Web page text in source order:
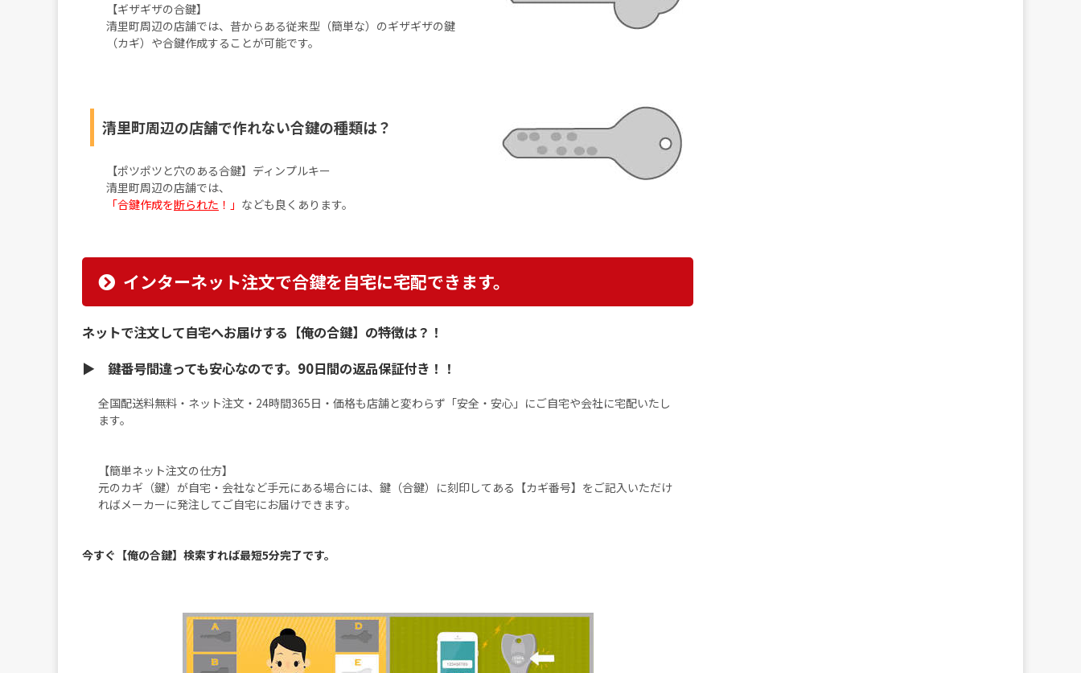
【ギザギザの合鍵】
清里町周辺の店舗では、昔からある従来型（簡単な）のギザギザの鍵
（カギ）や合鍵作成することが可能です。
清里町周辺の店舗で作れない合鍵の種類は？
【ポツポツと穴のある合鍵】ディンプルキー
清里町周辺の店舗では、
「合鍵作成を断られた ！」 なども良くあります。
インターネット注文で合鍵を自宅に宅配できます。
ネットで注文して自宅へお届けする【俺の合鍵】の特徴は？！
▶︎ 鍵番号間違っても安心なのです。90日間の返品保証付き！！
全国配送料無料・ネット注文・24時間365日・価格も店舗と変わらず「安全・安心」にご自宅や会社に宅配いたし
ます。
【簡単ネット注文の仕方】
元のカギ（鍵）が自宅・会社など手元にある場合には、鍵（合鍵）に刻印してある【カギ番号】をご記入いただけ
ればメーカーに発注してご自宅にお届けできます。
今すぐ【俺の合鍵】検索すれば最短5分完了です。